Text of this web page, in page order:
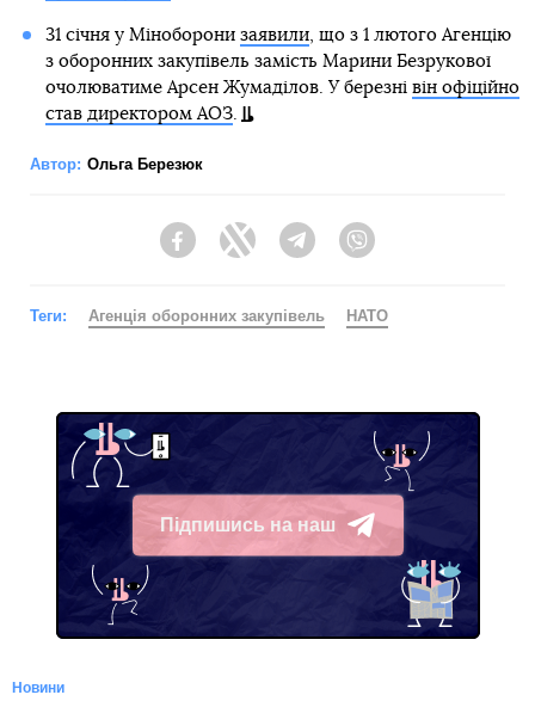
31 січня у Міноборони заявили, що з 1 лютого Агенцію
з оборонних закупівель замість Марини Безрукової
очолюватиме Арсен Жумаділов. У березні він офіційно
став директором АОЗ.
Автор: Ольга Березюк
FacebookTwitter Telegram
Теги: Агенція оборонних закупівель НАТО
Підпишись на наш
Telegram
Новини